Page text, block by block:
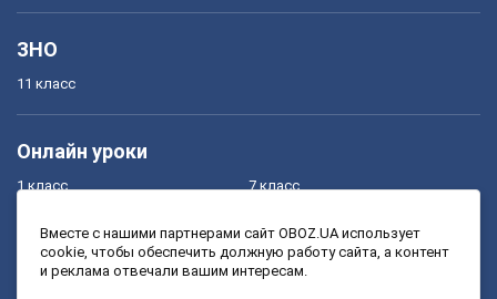
ЗНО
11 класс
Онлайн уроки
1 класс
3 класс
7 класс
9 класс
Вместе с нашими партнерами сайт OBOZ.UA использует
cookie, чтобы обеспечить должную работу сайта, а контент
и реклама отвечали вашим интересам.